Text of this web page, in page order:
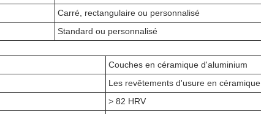
Carré, rectangulaire ou personnalisé
Standard ou personnalisé
Couches en céramique d'aluminium
Les revêtements d'usure en céramique
> 82 HRV